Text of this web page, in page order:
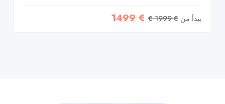
يبدأ من € 1999 €
€ 1499